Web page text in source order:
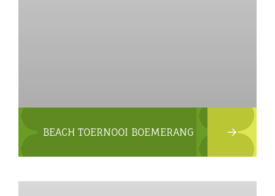
BEACH TOERNOOI BOEMERANG